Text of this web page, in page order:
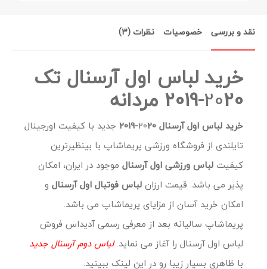
نقد و بررسی خصوصیات نظرات (3)
خرید لباس اول آرسنال تک
20
20-2019 مردانه
خرید لباس اول آرسنال 20 20
-2019 جدید با کیفیت اورجینال
تایلندی از فروشگاه ورزشی پریماشاپ با بینظیرترین
کیفیتلباس ورزشی اول آرسنال موجود در ایران، امکان
پذیر می باشد. قیمت ارزانلباس فوتبال اول آرسنال و
امکان خرید آسان از مزایای پریماشاپ می باشد.
پریماشاپ سالیانه بعد از معرفی رسمی آدیداس فروش
لباس اول آرسنال را آغاز می نماید.لباس دوم آرسنال جدید
با ظاهری بسیار زیبا رو در این لینک ببینید.